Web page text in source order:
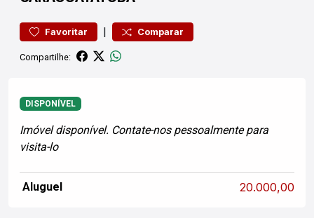
Favoritar | Comparar
Compartilhe:
DISPONÍVEL
Imóvel disponível. Contate-nos pessoalmente para
visita-lo
Aluguel 20.000,00